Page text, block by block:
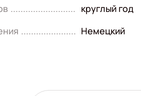
круглый год
Немецкий